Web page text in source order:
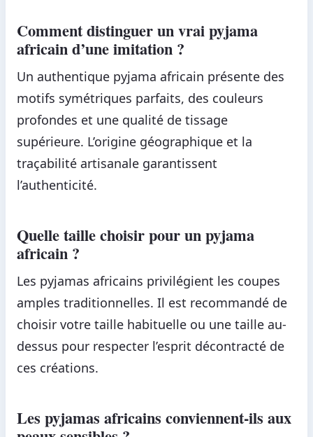
Comment distinguer un vrai pyjama
africain d’une imitation ?
Un authentique pyjama africain présente des
motifs symétriques parfaits, des couleurs
profondes et une qualité de tissage
supérieure. L’origine géographique et la
traçabilité artisanale garantissent
l’authenticité.
Quelle taille choisir pour un pyjama
africain ?
Les pyjamas africains privilégient les coupes
amples traditionnelles. Il est recommandé de
choisir votre taille habituelle ou une taille au-
dessus pour respecter l’esprit décontracté de
ces créations.
Les pyjamas africains conviennent-ils aux